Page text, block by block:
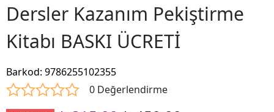
Dersler Kazanım Pekiştirme
Kitabı BASKI ÜCRETİ
Barkod: 9786255102355
0 Değerlendirme